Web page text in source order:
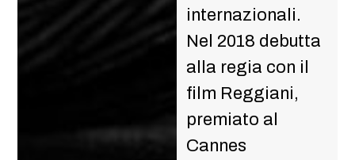
internazionali.
Nel 2018 debutta
alla regia con il
film Reggiani,
premiato al
Cannes